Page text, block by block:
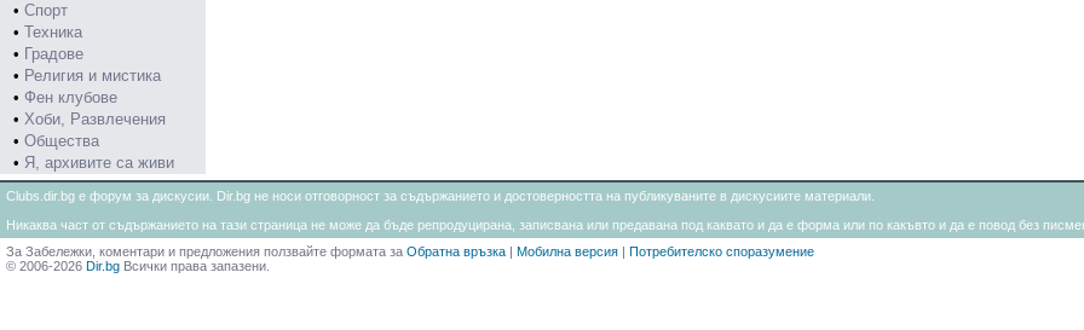
• Спорт
• Техника
• Градове
• Религия и мистика
• Фен клубове
• Хоби, Развлечения
• Общества
• Я, архивите са живи
Clubs.dir.bg е форум за дискусии. Dir.bg не носи отговорност за съдържанието и достоверността на публикуваните в дискусиите материали.
Никаква част от съдържанието на тази страница не може да бъде репродуцирана, записвана или предавана под каквато и да е форма или по какъвто и да е повод без
За Забележки, коментари и предложения ползвайте формата за Обратна връзка | Мобилна версия | Потребителско споразумение
© 2006-2026 Dir.bg Всички права запазени.